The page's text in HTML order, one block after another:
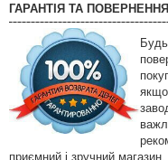
ГАРАНТІЯ ТА ПОВЕРНЕННЯ
приємний і зручний магазин.